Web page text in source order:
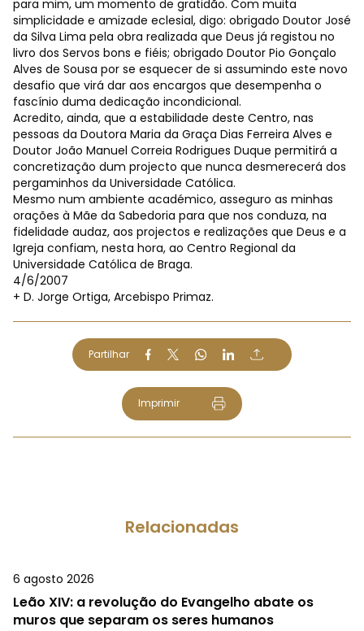
para mim, um momento de gratidão. Com muita
simplicidade e amizade eclesial, digo: obrigado Doutor José
da Silva Lima pela obra realizada que Deus já registou no
livro dos Servos bons e fiéis; obrigado Doutor Pio Gonçalo
Alves de Sousa por se esquecer de si assumindo este novo
desafio que virá dar aos encargos que desempenha o
fascínio duma dedicação incondicional.
Acredito, ainda, que a estabilidade deste Centro, nas
pessoas da Doutora Maria da Graça Dias Ferreira Alves e
Doutor João Manuel Correia Rodrigues Duque permitirá a
concretização dum projecto que nunca desmerecerá dos
pergaminhos da Universidade Católica.
Mesmo num ambiente académico, asseguro as minhas
orações à Mãe da Sabedoria para que nos conduza, na
fidelidade audaz, aos projectos e realizações que Deus e a
Igreja confiam, nesta hora, ao Centro Regional da
Universidade Católica de Braga.
4/6/2007
+ D. Jorge Ortiga, Arcebispo Primaz.
Partilhar
Imprimir
Relacionadas
6 agosto 2026
Leão XIV: a revolução do Evangelho abate os
muros que separam os seres humanos